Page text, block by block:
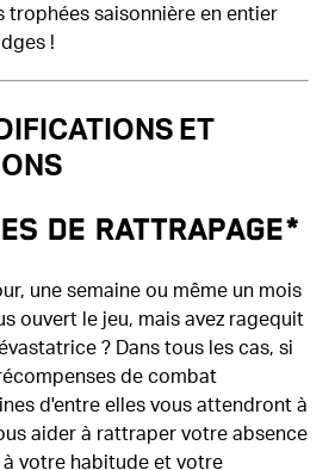
trophées saisonnière en entier
!
ET
de rattrapage*
une semaine ou même un mois
ouvert le jeu, mais avez ragequit
? Dans tous les cas, si
de combat
d'entre elles vous attendront à
aider à rattraper votre absence
votre habitude et votre